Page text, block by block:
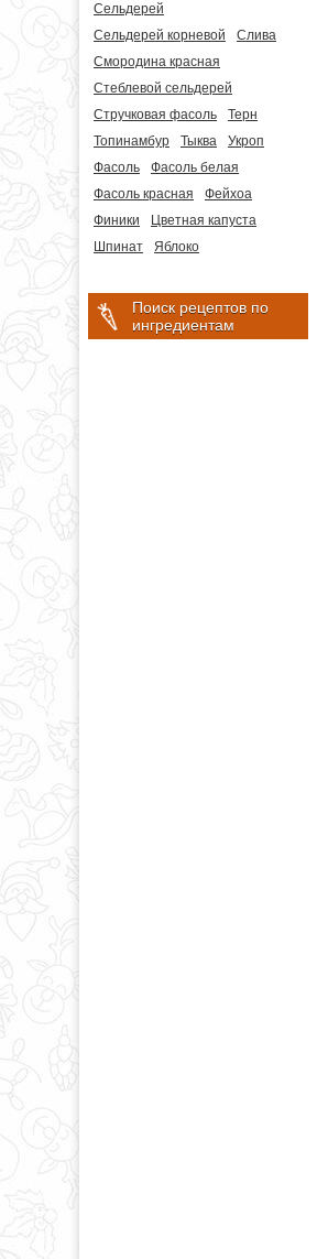
Сельдерей
Сельдерей корневой
Слива
Смородина красная
Стеблевой сельдерей
Стручковая фасоль
Терн
Топинамбур
Тыква
Укроп
Фасоль
Фасоль белая
Фасоль красная
Фейхоа
Финики
Цветная капуста
Шпинат
Яблоко
Поиск рецептов по
ингредиентам